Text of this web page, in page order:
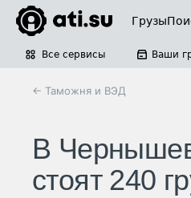
Грузы
Все сервисы Ваши
← Таможня и ВЭД
В
стоят 240